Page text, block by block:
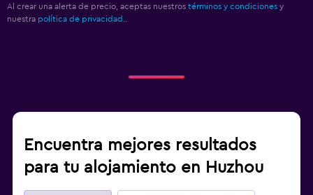
Al crear una alerta de precio, aceptas nuestros términos y condiciones y
nuestra política de privacidad.
Encuentra mejores resultados
para tu alojamiento en Huzhou